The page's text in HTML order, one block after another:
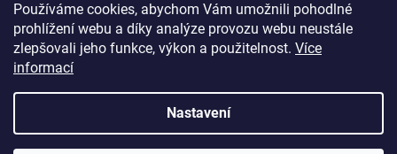
Používáme cookies, abychom Vám umožnili pohodlné
prohlížení webu a díky analýze provozu webu neustále
zlepšovali jeho funkce, výkon a použitelnost. Více
informací
Nastavení
Typ tisku: termo